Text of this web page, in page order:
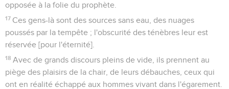
opposée à la folie du prophète.
17 Ces gens-là sont des sources sans eau, des nuages
poussés par la tempête ; l'obscurité des ténèbres leur est
réservée [pour l'éternité].
18 Avec de grands discours pleins de vide, ils prennent au
piège des plaisirs de la chair, de leurs débauches, ceux qui
ont en réalité échappé aux hommes vivant dans l'égarement.